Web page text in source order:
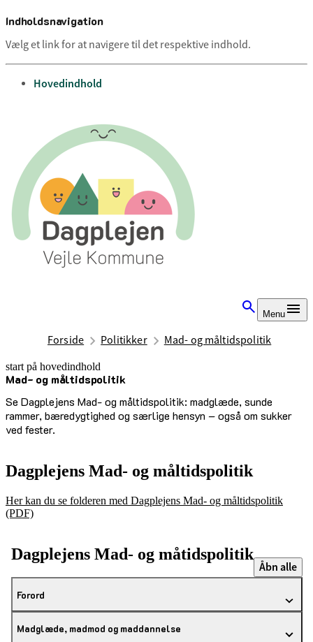
Indholdsnavigation
Vælg et link for at navigere til det respektive indhold.
gå til
Hovedindhold
Menu
Forside Politikker Mad- og måltidspolitik
start på hovedindhold
Mad- og måltidspolitik
Se Dagplejens Mad- og måltidspolitik: madglæde, sunde
rammer, bæredygtighed og særlige hensyn – også om sukker
ved fester.
senest opdateret 6. oktober 2025
Dagplejens Mad- og måltidspolitik
Her kan du se folderen med Dagplejens Mad- og måltidspolitik
(PDF)
Dagplejens Mad- og måtidspolitik
Åbn alle
Forord
Madglæde, madmod og maddannelse